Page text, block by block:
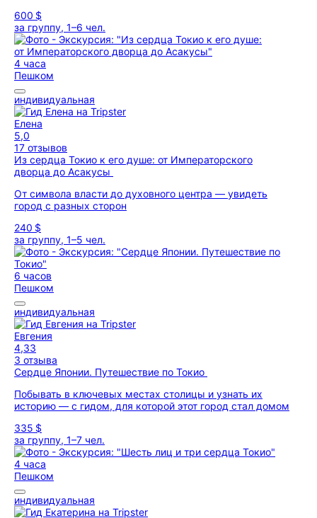
600 $
за группу, 1–6 чел.
4 часа
Пешком
индивидуальная
Елена
5,0
17 отзывов
Из сердца Токио к его душе: от Императорского
дворца до Асакусы
От символа власти до духовного центра — увидеть
город с разных сторон
240 $
за группу, 1–5 чел.
6 часов
Пешком
индивидуальная
Евгения
4,33
3 отзыва
Сердце Японии. Путешествие по Токио
Побывать в ключевых местах столицы и узнать их
историю — с гидом, для которой этот город стал домом
335 $
за группу, 1–7 чел.
4 часа
Пешком
индивидуальная